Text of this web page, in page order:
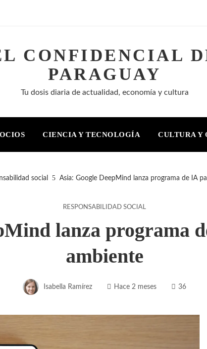
CONFIDENCIAL
PARAGUAY
Tu dosis diaria de actualidad, economía y cultura
CIENCIA Y TECNOLOGÍA CULTURA Y
social Asia: Google DeepMind lanza programa de IA
RESPONSABILIDAD SOCIAL
lanza programa
ambiente
Isabella Ramírez Hace 2 meses 36